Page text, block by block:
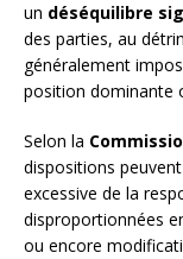
un déséquilibre
des parties, au
généralement
position dominante
Selon la
dispositions
excessive de la
disproportionnées
ou encore